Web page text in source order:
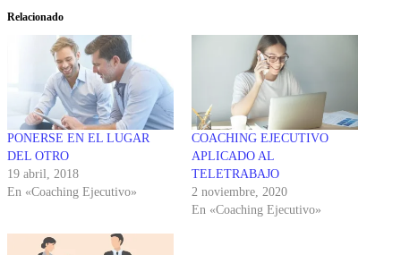
Relacionado
PONERSE EN EL LUGAR
DEL OTRO
19 abril, 2018
En «Coaching Ejecutivo»
COACHING EJECUTIVO
APLICADO AL
TELETRABAJO
2 noviembre, 2020
En «Coaching Ejecutivo»